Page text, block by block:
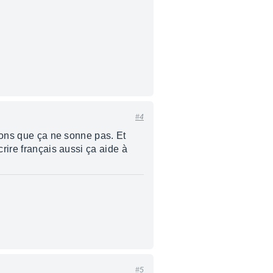
#4
que ça ne sonne pas. Et
français aussi ça aide à
#5